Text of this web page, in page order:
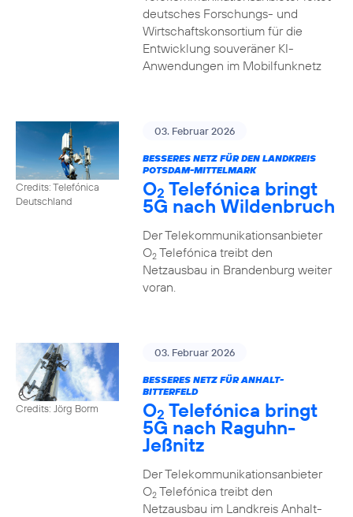
deutsches Forschungs- und
Wirtschaftskonsortium für die
Entwicklung souveräner KI-
Anwendungen im Mobilfunknetz
Credits: Telefónica
Deutschland
03. Februar 2026
BESSERES NETZ FÜR DEN LANDKREIS
POTSDAM-MITTELMARK
O2 Telefónica bringt
5G nach Wildenbruch
Der Telekommunikationsanbieter
O2Telefónica treibt den
Netzausbau in Brandenburg weiter
voran.
Credits: Jörg Borm
03. Februar 2026
BESSERES NETZ FÜR ANHALT-
BITTERFELD
O2 Telefónica bringt
5G nach Raguhn-
Jeßnitz
Der Telekommunikationsanbieter
O2Telefónica treibt den
Netzausbau im Landkreis Anhalt-